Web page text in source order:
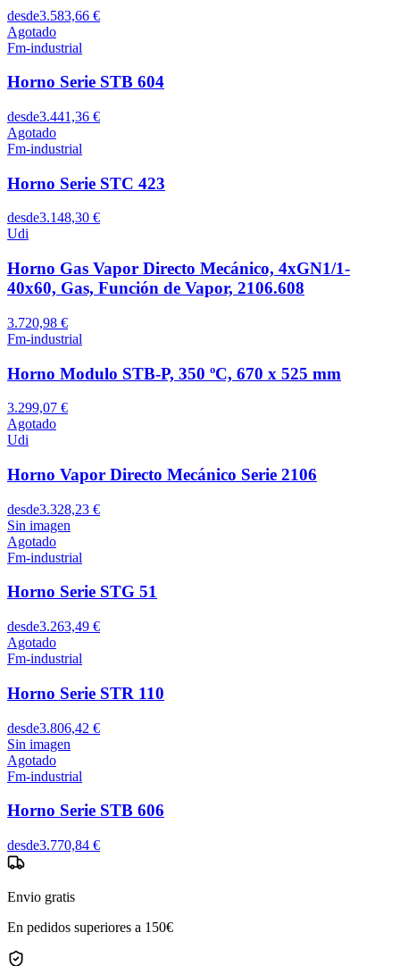
desde3.583,66 €
Agotado
Fm-industrial
Horno Serie STB 604
desde3.441,36 €
Agotado
Fm-industrial
Horno Serie STC 423
desde3.148,30 €
Udi
Horno Gas Vapor Directo Mecánico, 4xGN1/1-
40x60, Gas, Función de Vapor, 2106.608
3.720,98 €
Fm-industrial
Horno Modulo STB-P, 350 ºC, 670 x 525 mm
3.299,07 €
Agotado
Udi
Horno Vapor Directo Mecánico Serie 2106
desde3.328,23 €
Sin imagen
Agotado
Fm-industrial
Horno Serie STG 51
desde3.263,49 €
Agotado
Fm-industrial
Horno Serie STR 110
desde3.806,42 €
Sin imagen
Agotado
Fm-industrial
Horno Serie STB 606
desde3.770,84 €
Envio gratis
En pedidos superiores a 150€